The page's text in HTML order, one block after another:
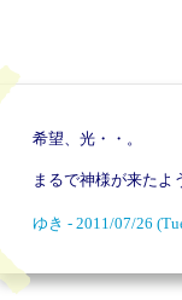
希望、光・・。
まるで神様が来たよ
ゆき - 2011/07/26